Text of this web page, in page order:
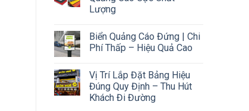
Lượng
Biển Quảng Cáo Đứng | Chi
Phí Thấp – Hiệu Quả Cao
Vị Trí Lắp Đặt Bảng Hiệu
Đúng Quy Định – Thu Hút
Khách Đi Đường